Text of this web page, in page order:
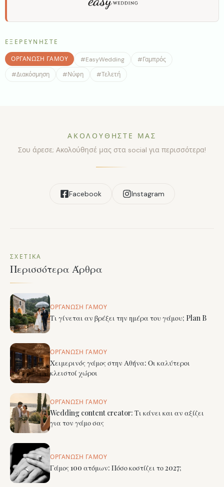
ΕΞΕΡΕΥΝΉΣΤΕ
ΟΡΓΆΝΩΣΗ ΓΆΜΟΥ #EasyWedding #Γαμπρός
#Διακόσμηση #Νύφη #Τελετή
ΑΚΟΛΟΥΘΉΣΤΕ ΜΑΣ
Σου άρεσε; Ακολούθησέ μας στα social για περισσότερα!
Facebook Instagram
ΣΧΕΤΙΚΆ
Περισσότερα Άρθρα
ΟΡΓΆΝΩΣΗ ΓΆΜΟΥ
Τι γίνεται αν βρέξει την ημέρα του γάμου; Plan B
ΟΡΓΆΝΩΣΗ ΓΆΜΟΥ
Χειμερινός γάμος στην Αθήνα: Οι καλύτεροι
κλειστοί χώροι
ΟΡΓΆΝΩΣΗ ΓΆΜΟΥ
Wedding content creator: Τι κάνει και αν αξίζει
για τον γάμο σας
ΟΡΓΆΝΩΣΗ ΓΆΜΟΥ
Γάμος 100 ατόμων: Πόσο κοστίζει το 2027;